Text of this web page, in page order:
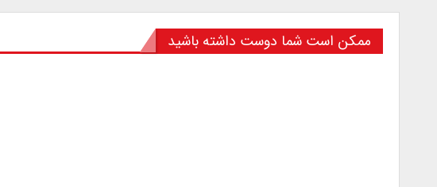
ممکن است شما دوست داشته باشید